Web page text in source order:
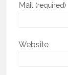
Mail (required)
Website